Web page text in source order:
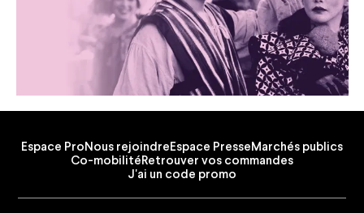
Espace ProNous rejoindreEspace PresseMarchés publics
Co-mobilitéRetrouver vos commandes
J'ai un code promo